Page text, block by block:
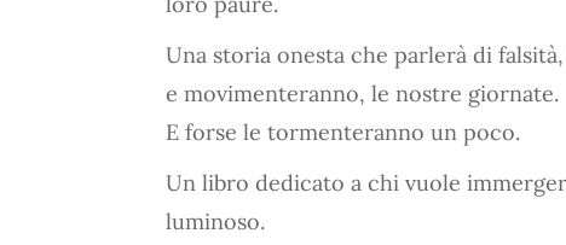
Una storia onesta che parlerà di
e movimenteranno, le nostre giornate.
E forse le tormenteranno un poco.
Un libro dedicato a chi vuole
luminoso.